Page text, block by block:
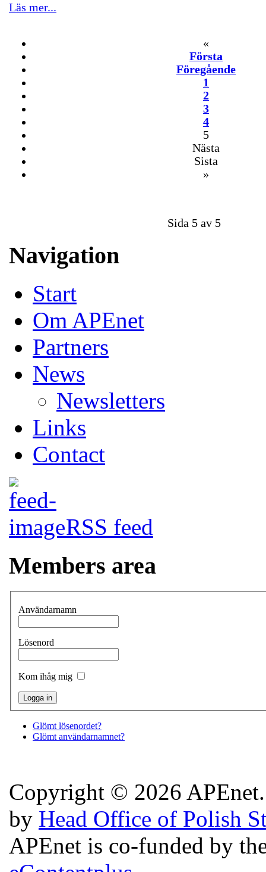
Läs mer...
«
Första
Föregående
1
2
3
4
5
Nästa
Sista
»
Sida 5 av 5
Navigation
Start
Om APEnet
Partners
News
Newsletters
Links
Contact
RSS feed
Members area
Användarnamn
Lösenord
Kom ihåg mig
Glömt lösenordet?
Glömt användarnamnet?
Copyright © 2026
by Head Office of Polish
APEnet is co-funded by